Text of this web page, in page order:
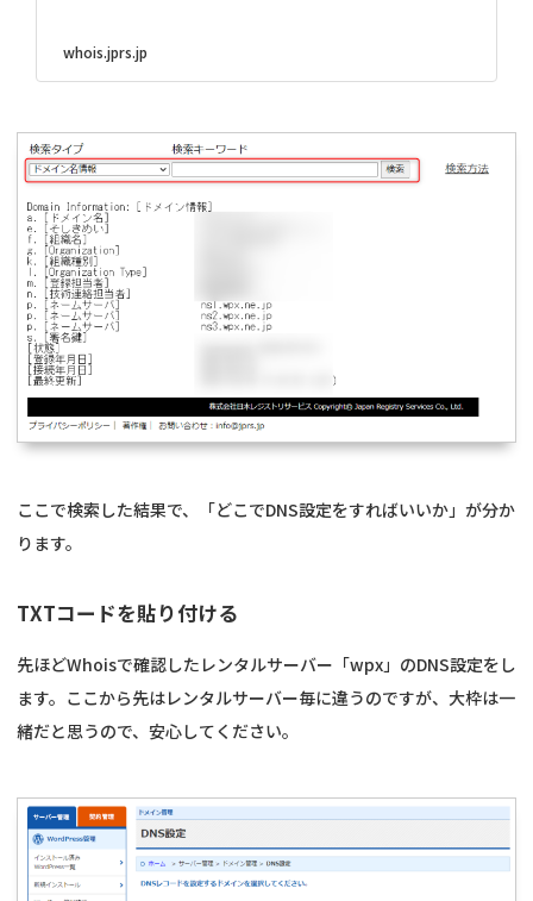
whois.jprs.jp
ここで検索した結果で、「どこでDNS設定をすればいいか」が分か
ります。
TXTコードを貼り付ける
先ほどWhoisで確認したレンタルサーバー「wpx」のDNS設定をし
ます。ここから先はレンタルサーバー毎に違うのですが、大枠は一
緒だと思うので、安心してください。